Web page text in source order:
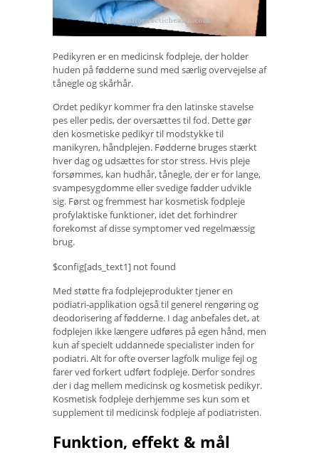
Pedikyren er en medicinsk fodpleje, der holder
huden på fødderne sund med særlig overvejelse af
tånegle og skårhår.
Ordet pedikyr kommer fra den latinske stavelse
pes eller pedis, der oversættes til fod. Dette gør
den kosmetiske pedikyr til modstykke til
manikyren, håndplejen. Fødderne bruges stærkt
hver dag og udsættes for stor stress. Hvis pleje
forsømmes, kan hudhår, tånegle, der er for lange,
svampesygdomme eller svedige fødder udvikle
sig. Først og fremmest har kosmetisk fodpleje
profylaktiske funktioner, idet det forhindrer
forekomst af disse symptomer ved regelmæssig
brug.
$config[ads_text1] not found
Med støtte fra fodplejeprodukter tjener en
podiatri-applikation også til generel rengøring og
deodorisering af fødderne. I dag anbefales det, at
fodplejen ikke længere udføres på egen hånd, men
kun af specielt uddannede specialister inden for
podiatri. Alt for ofte overser lagfolk mulige fejl og
farer ved forkert udført fodpleje. Derfor sondres
der i dag mellem medicinsk og kosmetisk pedikyr.
Kosmetisk fodpleje derhjemme ses kun som et
supplement til medicinsk fodpleje af podiatristen.
Funktion, effekt & mål